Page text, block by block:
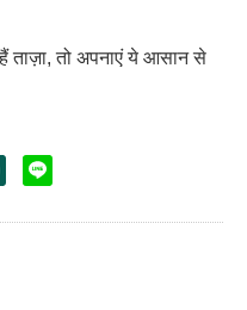
ताज़ा, तो अपनाएं ये आसान से